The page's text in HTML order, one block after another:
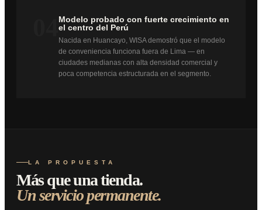
Modelo probado con fuerte crecimiento en
el centro del Perú
Nacida en Huancayo, WISA demostró que el modelo
de conveniencia funciona fuera de Lima — en
ciudades medianas con alta densidad comercial y
poca competencia estructurada en el segmento.
LA PROPUESTA
Más que una tienda.
Un servicio permanente.